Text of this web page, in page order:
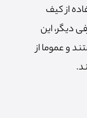
از کیف
دیگر، این
و عموما از